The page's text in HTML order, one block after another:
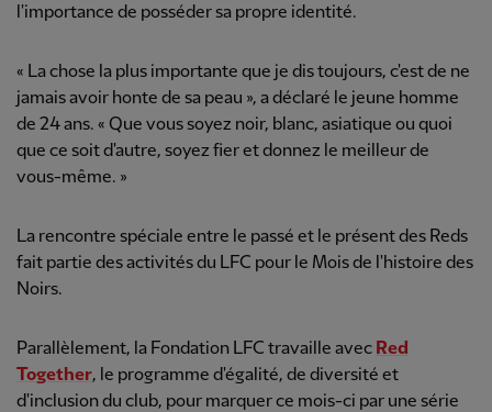
l'importance de posséder sa propre identité.
« La chose la plus importante que je dis toujours, c'est de ne
jamais avoir honte de sa peau », a déclaré le jeune homme
de 24 ans. « Que vous soyez noir, blanc, asiatique ou quoi
que ce soit d'autre, soyez fier et donnez le meilleur de
vous-même. »
La rencontre spéciale entre le passé et le présent des Reds
fait partie des activités du LFC pour le Mois de l'histoire des
Noirs.
Parallèlement, la Fondation LFC travaille avec Red
Together, le programme d'égalité, de diversité et
d'inclusion du club, pour marquer ce mois-ci par une série